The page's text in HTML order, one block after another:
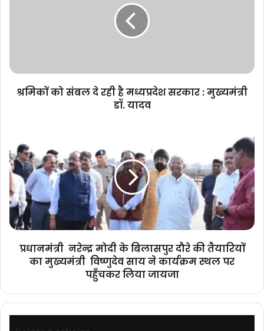
:
मुख्यमंत्री
डॉ.श्रमिकों को संबल दे रही है मध्यप्रदेश सरकार : मुख्यमंत्री
डॉ. यादव
नरेन्द्र
मोदी
के
बिलासपुर
दौरे
की
तैयारियों
का
विष्णुदेव
स्थल
पर
प्रधानमंत्री नरेन्द्र मोदी के बिलासपुर दौरे की तैयारियों
का मुख्यमंत्री विष्णुदेव साय ने कार्यक्रम स्थल पर
पहुँचकर लिया जायजा